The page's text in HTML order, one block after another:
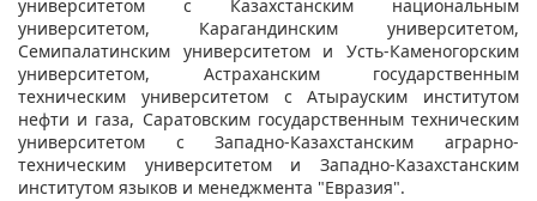
университетом с Казахстанским национальным
университетом, Карагандинским университетом,
Семипалатинским университетом и Усть-Каменогорским
университетом, Астраханским государственным
техническим университетом с Атырауским институтом
нефти и газа, Саратовским государственным техническим
университетом с Западно-Казахстанским аграрно-
техническим университетом и Западно-Казахстанским
институтом языков и менеджмента "Евразия".